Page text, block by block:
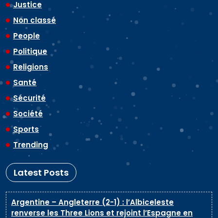
Justice
Non classé
People
Politique
Religions
Santé
Sécurité
Société
Sports
Trending
Latest Posts
Argentine – Angleterre (2-1) : l’Albiceleste
renverse les Three Lions et rejoint l’Espagne en